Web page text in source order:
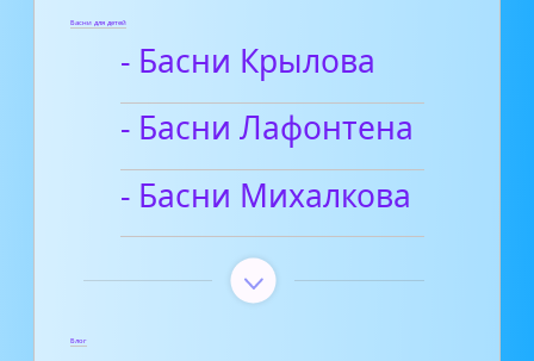
Басни для детей
- Басни Крылова
- Басни Лафонтена
- Басни Михалкова
Блог